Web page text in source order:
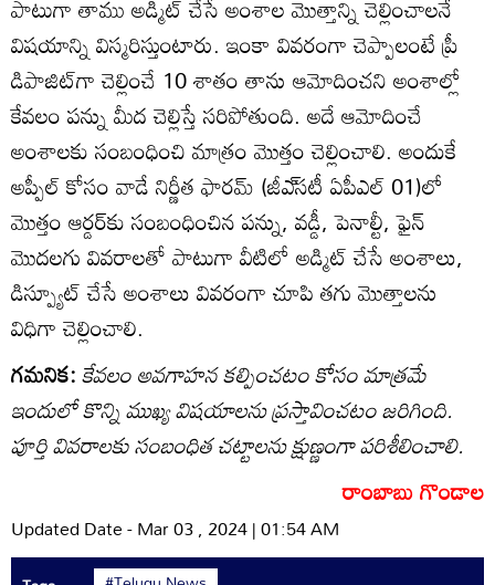
విషయాన్ని విస్మరిస్తుంటారు. ఇంకా వివరంగా చెప్పాలంటే ప్రీ
డిపాజిట్‌గా చెల్లించే 10 శాతం తాను ఆమోదించని అంశాల్లో
కేవలం పన్ను మీద చెల్లిస్తే సరిపోతుంది. అదే ఆమోదించే
అంశాలకు సంబంధించి మాత్రం మొత్తం చెల్లించాలి. అందుకే
అప్పీల్‌ కోసం వాడే నిర్ణీత ఫారమ్‌ (జీఎ్‌సటీ ఏపీఎల్‌ 01)లో
మొత్తం ఆర్డర్‌కు సంబంధించిన పన్ను, వడ్డీ, పెనాల్టీ, ఫైన్‌
మొదలగు వివరాలతో పాటుగా వీటిలో అడ్మిట్‌ చేసే అంశాలు,
డిస్ప్యూట్‌ చేసే అంశాలు వివరంగా చూపి తగు మొత్తాలను
విధిగా చెల్లించాలి.
గమనిక:కేవలం అవగాహన కల్పించటం కోసం మాత్రమే
ఇందులో కొన్ని ముఖ్య విషయాలను ప్రస్తావించటం జరిగింది.
పూర్తి వివరాలకు సంబంధిత చట్టాలను క్షుణ్ణంగా పరిశీలించాలి.
రాంబాబు గొండాల
Updated Date - Mar 03 , 2024 | 01:54 AM